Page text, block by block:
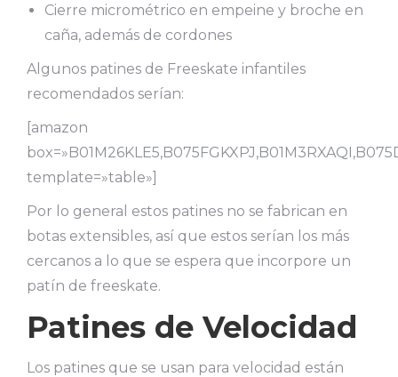
Cierre micrométrico en empeine y broche en
caña, además de cordones
Algunos patines de Freeskate infantiles
recomendados serían:
[amazon
template=»table»]
Por lo general estos patines no se fabrican en
botas extensibles, así que estos serían los más
cercanos a lo que se espera que incorpore un
patín de freeskate.
Patines de Velocidad
Los patines que se usan para velocidad están